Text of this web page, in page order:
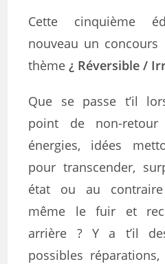
Cette cinquième
nouveau un
thème¿ Réversible /
Que se passe t’il
point de non-retour
énergies, idées
pour transcender,
état ou au
même le fuir et
arrière ? Y a t’il
possibles